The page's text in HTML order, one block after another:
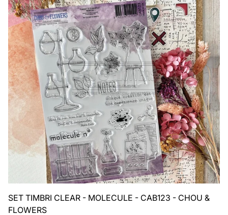
SET TIMBRI CLEAR - MOLECULE - CAB123 - CHOU &
FLOWERS